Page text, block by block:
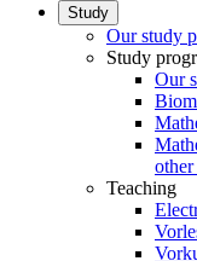
Study
Our study
Study
Our
Teaching